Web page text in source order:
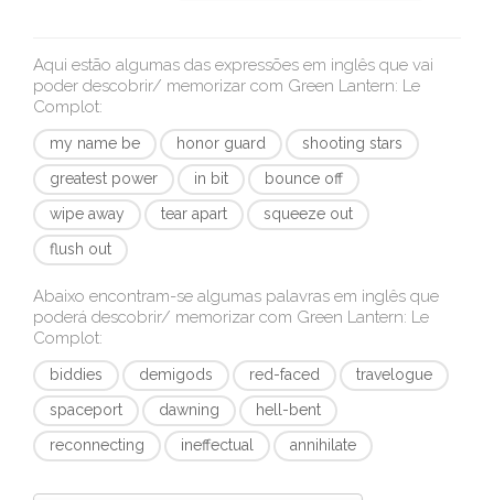
Aqui estão algumas das expressões em inglês que vai
poder descobrir/ memorizar com Green Lantern: Le
Complot:
my name be honor guard
shooting stars
greatest power
in bit
bounce off
wipe away
tear apart
squeeze out
flush out
Abaixo encontram-se algumas palavras em inglês que
poderá descobrir/ memorizar com Green Lantern: Le
Complot:
biddies demigods red-faced
travelogue
spaceport
dawning
hell-bent
reconnecting
ineffectual annihilate